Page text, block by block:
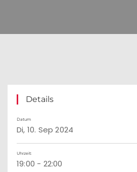
Details
Datum
Di, 10. Sep 2024
Uhrzeit:
19:00 - 22:00